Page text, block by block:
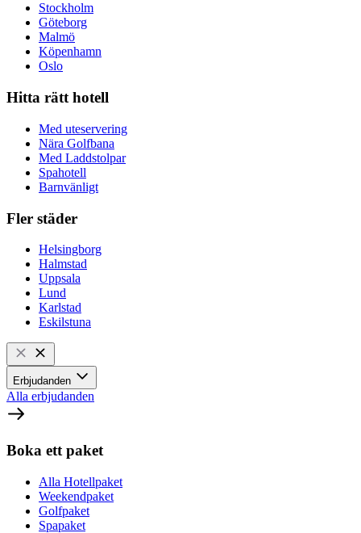
Stockholm
Göteborg
Malmö
Köpenhamn
Oslo
Hitta rätt hotell
Med uteservering
Nära Golfbana
Med Laddstolpar
Spahotell
Barnvänligt
Fler städer
Helsingborg
Halmstad
Uppsala
Lund
Karlstad
Eskilstuna
Erbjudanden
Alla erbjudanden
Boka ett paket
Alla Hotellpaket
Weekendpaket
Golfpaket
Spapaket